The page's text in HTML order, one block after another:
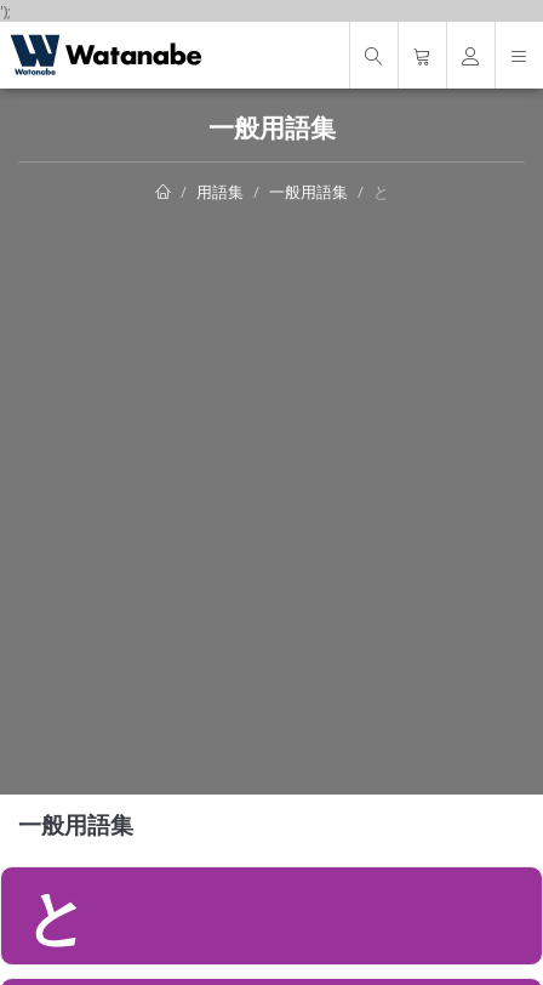
');
一般用語集
用語集 一般用語集 と
一般用語集
と